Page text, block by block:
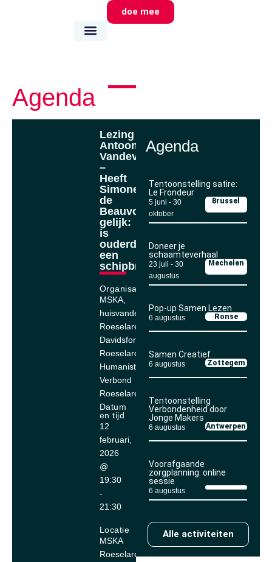
doe mee
Agenda
Lezing
Antoon
Vandevelde
–
Heeft
Simone
de
Beauvoir
gelijk:
is
ouderdom
een
schipbreuk?
Organisator
MSKA,
huisvandeMens
Roeselare,
Davidsfonds
Roeselare,
Humanistisch
Verbond
Roeselare
Datum
en tijd
12
februari,
2026
@
19:30
-
21:30
Locatie
MSKA
Roeselare
Agenda
Tentoonstelling satire:
Le Frondeur
5 juni - 30
oktober
Brussel
Doneer je
schaamteverhaal
23 juli - 30
augustus
Mechelen
Pop-up Samen Lezen
6 augustus Ronse
Samen Creatief
6 augustus Zottegem
Tentoonstelling
Verbondenheid door
Jonge Makers
6 augustus Antwerpen
Voorafgaande
zorgplanning: online
sessie
6 augustus
Alle activiteiten